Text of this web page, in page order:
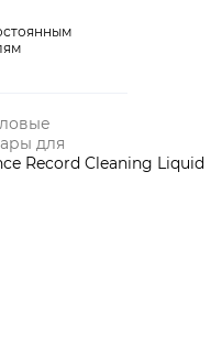
для
Record Cleaning Liquid